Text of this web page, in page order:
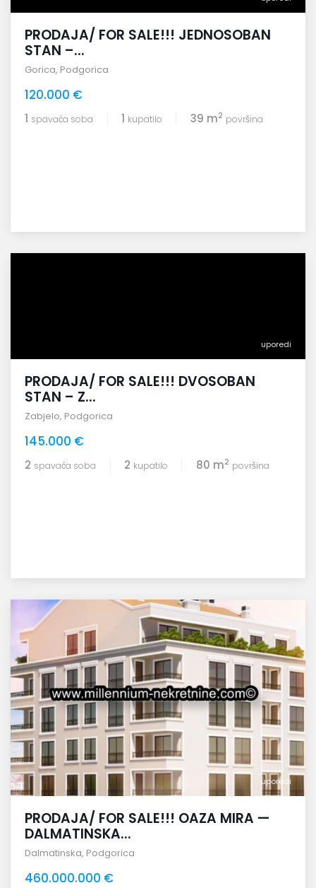
PRODAJA/ FOR SALE!!! JEDNOSOBAN
STAN –...
Gorica, Podgorica
120.000 €
1 spavaća soba 1 kupatilo 39 m2 površina
uporedi
PRODAJA/ FOR SALE!!! DVOSOBAN
STAN – Z...
Zabjelo, Podgorica
145.000 €
2 spavaća soba 2 kupatilo 80 m2 površina
uporedi
PRODAJA/ FOR SALE!!! OAZA MIRA —
DALMATINSKA...
Dalmatinska, Podgorica
460.000.000 €